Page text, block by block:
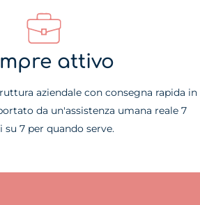
attivo
aziendale con consegna rapida in
da un'assistenza umana reale 7
su 7 per quando serve.